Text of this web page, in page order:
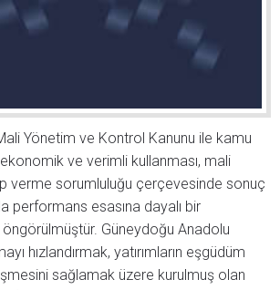
Yönetim ve Kontrol Kanunu ile kamu
ekonomik ve verimli kullanması, mali
verme sorumluluğu çerçevesinde sonuç
performans esasına dayalı bir
öngörülmüştür. Güneydoğu Anadolu
hızlandırmak, yatırımların eşgüdüm
sağlamak üzere kurulmuş olan